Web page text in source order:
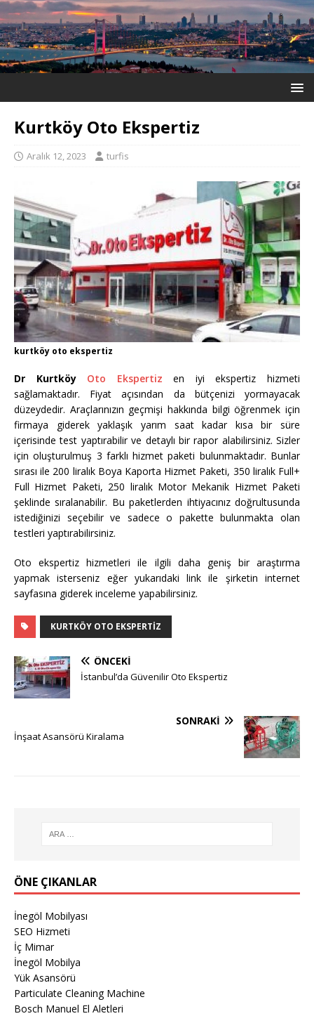
Kurtköy Oto Ekspertiz
Aralık 12, 2023 turfis
kurtköy oto ekspertiz
Dr Kurtköy Oto Ekspertiz en iyi ekspertiz hizmeti
sağlamaktadır. Fiyat açısından da bütçenizi yormayacak
düzeydedir. Araçlarınızın geçmişi hakkında bilgi öğrenmek için
firmaya giderek yaklaşık yarım saat kadar kısa bir süre
içerisinde test yaptırabilir ve detaylı bir rapor alabilirsiniz. Sizler
için oluşturulmuş 3 farklı hizmet paketi bulunmaktadır. Bunlar
sırası ile 200 liralık Boya Kaporta Hizmet Paketi, 350 liralık Full+
Full Hizmet Paketi, 250 liralık Motor Mekanik Hizmet Paketi
şeklinde sıralanabilir. Bu paketlerden ihtiyacınız doğrultusunda
istediğinizi seçebilir ve sadece o pakette bulunmakta olan
testleri yaptırabilirsiniz.
Oto ekspertiz hizmetleri ile ilgili daha geniş bir araştırma
yapmak isterseniz eğer yukarıdaki link ile şirketin internet
sayfasına giderek inceleme yapabilirsiniz.
KURTKÖY OTO EKSPERTIZ
ÖNCEKI
İstanbul’da Güvenilir Oto Ekspertiz
SONRAKI
İnşaat Asansörü Kiralama
ÖNE ÇIKANLAR
İnegöl Mobilyası
SEO Hizmeti
İç Mimar
İnegöl Mobilya
Yük Asansörü
Particulate Cleaning Machine
Bosch Manuel El Aletleri